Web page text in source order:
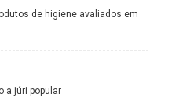
de higiene avaliados em
a júri popular